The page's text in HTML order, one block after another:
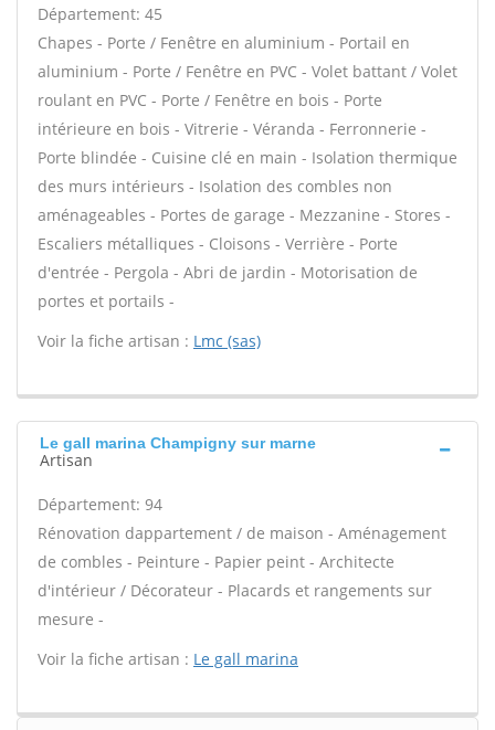
Département: 45
Chapes - Porte / Fenêtre en aluminium - Portail en
aluminium - Porte / Fenêtre en PVC - Volet battant / Volet
roulant en PVC - Porte / Fenêtre en bois - Porte
intérieure en bois - Vitrerie - Véranda - Ferronnerie -
Porte blindée - Cuisine clé en main - Isolation thermique
des murs intérieurs - Isolation des combles non
aménageables - Portes de garage - Mezzanine - Stores -
Escaliers métalliques - Cloisons - Verrière - Porte
d'entrée - Pergola - Abri de jardin - Motorisation de
portes et portails -
Voir la fiche artisan : Lmc (sas)
Le gall marina Champigny sur marne
Artisan
Département: 94
Rénovation dappartement / de maison - Aménagement
de combles - Peinture - Papier peint - Architecte
d'intérieur / Décorateur - Placards et rangements sur
mesure -
Voir la fiche artisan : Le gall marina